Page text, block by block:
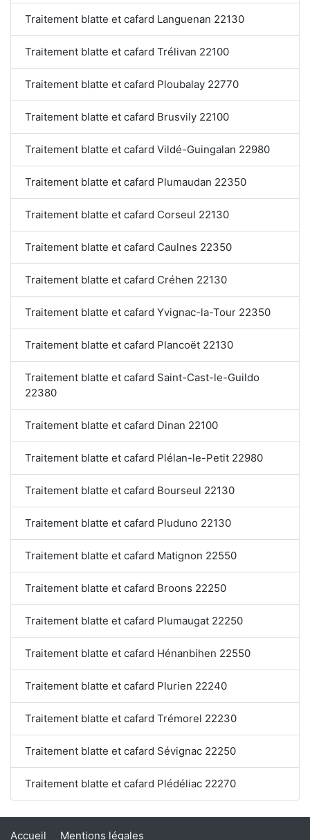
Traitement blatte et cafard Languenan 22130
Traitement blatte et cafard Trélivan 22100
Traitement blatte et cafard Ploubalay 22770
Traitement blatte et cafard Brusvily 22100
Traitement blatte et cafard Vildé-Guingalan 22980
Traitement blatte et cafard Plumaudan 22350
Traitement blatte et cafard Corseul 22130
Traitement blatte et cafard Caulnes 22350
Traitement blatte et cafard Créhen 22130
Traitement blatte et cafard Yvignac-la-Tour 22350
Traitement blatte et cafard Plancoët 22130
Traitement blatte et cafard Saint-Cast-le-Guildo
22380
Traitement blatte et cafard Dinan 22100
Traitement blatte et cafard Plélan-le-Petit 22980
Traitement blatte et cafard Bourseul 22130
Traitement blatte et cafard Pluduno 22130
Traitement blatte et cafard Matignon 22550
Traitement blatte et cafard Broons 22250
Traitement blatte et cafard Plumaugat 22250
Traitement blatte et cafard Hénanbihen 22550
Traitement blatte et cafard Plurien 22240
Traitement blatte et cafard Trémorel 22230
Traitement blatte et cafard Sévignac 22250
Traitement blatte et cafard Plédéliac 22270
Accueil Mentions légales